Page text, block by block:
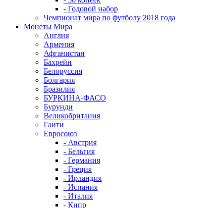
- Годовой набор
Чемпионат мира по футболу 2018 года
Монеты Мира
Англия
Армения
Афганистан
Бахрейн
Белоруссия
Болгария
Бразилия
БУРКИНА-ФАСО
Бурунди
Великобритания
Гаити
Евросоюз
- Австрия
- Бельгия
- Германия
- Греция
- Ирландия
- Испания
- Италия
- Кипр